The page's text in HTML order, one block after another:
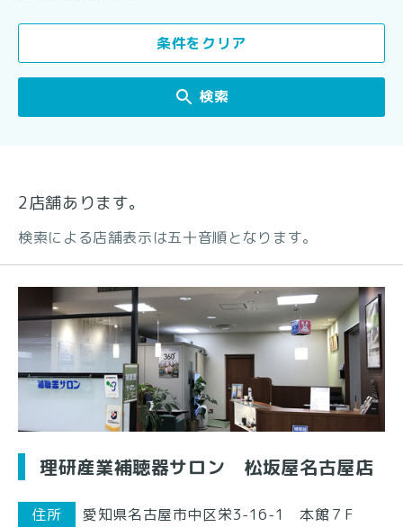
条件をクリア
検索
2店舗あります。
検索による店舗表示は五十音順となります。
理研産業補聴器サロン 松坂屋名古屋店
住所
愛知県名古屋市中区栄3-16-1 本館７F